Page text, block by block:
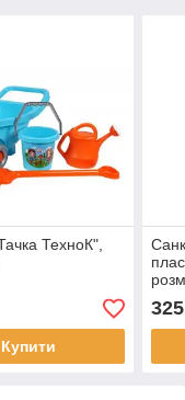
ТехноК",
Купити
325